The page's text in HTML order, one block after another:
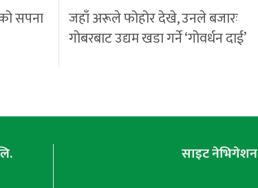
सपना
जहाँ अरूले फोहोर देखे, उनले बजारः
गोबरबाट उद्यम खडा गर्ने ‘गोवर्धन दाई’
साइट नेभिगेशन